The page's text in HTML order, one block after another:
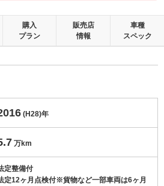
購入
プラン
販売店
情報
車種
スペック
(H28)年
万km
定整備付
定12ヶ月点検付※貨物など一部車両は6ヶ月